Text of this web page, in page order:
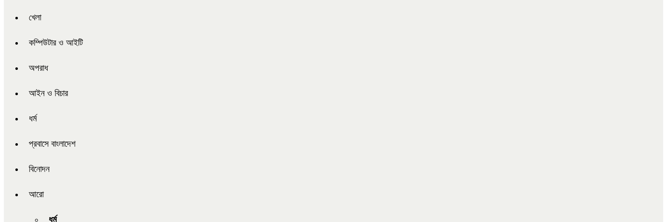
খেলা
কম্পিউটার ও আইটি
অপরাধ
আইন ও বিচার
ধর্ম
প্রবাসে বাংলাদেশ
বিনোদন
আরো
ধর্ম